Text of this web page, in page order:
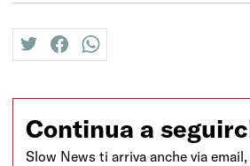
twitterfacebookwhatsapp
Continua a
Slow News ti arriva anche via